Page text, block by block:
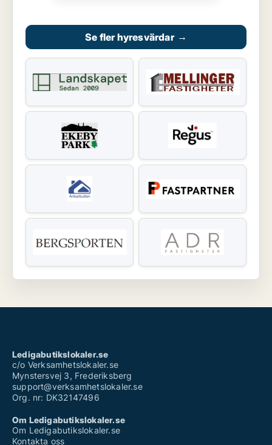
Se fler hyresvärdar →
Ledigabutikslokaler.se
c/o Verksamhetslokaler.se
Mynstersvej 3, Frederiksberg
support@verksamhetslokaler.se
Org. nr: DK32147496
Om Ledigabutikslokaler.se
Om Ledigabutikslokaler.se
Kontakta oss